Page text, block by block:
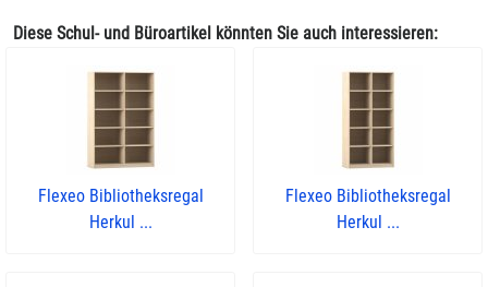
Diese Schul- und Büroartikel könnten Sie auch interessieren:
Flexeo Bibliotheksregal
Herkul ...
Flexeo Bibliotheksregal
Herkul ...